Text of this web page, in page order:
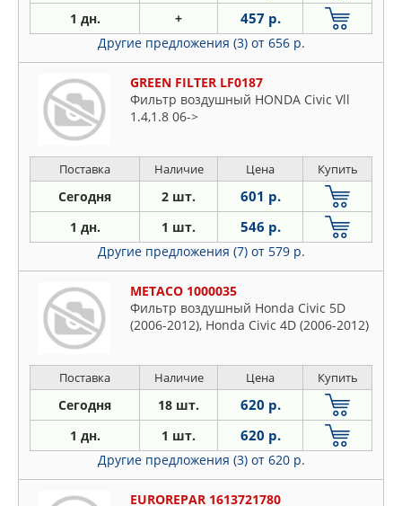
1 дн. + 457 р.
Другие предложения (3) от 656 р.
GREEN FILTER LF0187
Фильтр воздушный HONDA Civic Vll
1.4,1.8 06->
Поставка Наличие Цена Купить
Сегодня 2 шт. 601 р.
1 дн. 1 шт. 546 р.
Другие предложения (7) от 579 р.
METACO 1000035
Фильтр воздушный Honda Civic 5D
(2006-2012), Honda Civic 4D (2006-2012)
Поставка Наличие Цена Купить
Сегодня 18 шт. 620 р.
1 дн. 1 шт. 620 р.
Другие предложения (3) от 620 р.
EUROREPAR 1613721780